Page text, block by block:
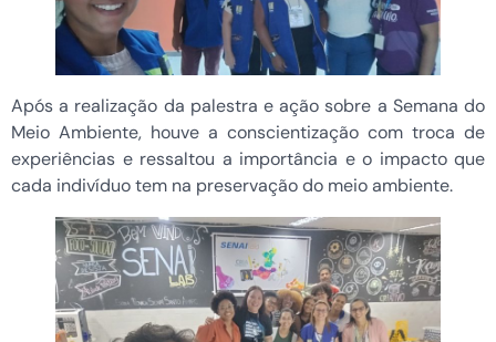
Após a realização da palestra e ação sobre a Semana do
Meio Ambiente, houve a conscientização com troca de
experiências e ressaltou a importância e o impacto que
cada indivíduo tem na preservação do meio ambiente.